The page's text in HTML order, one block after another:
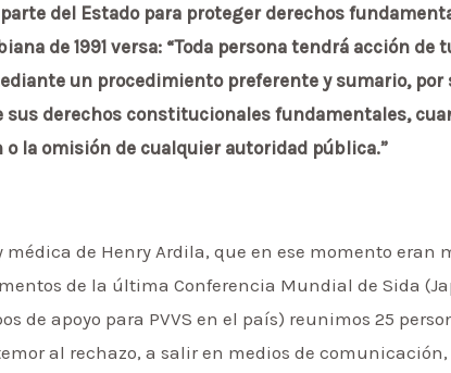
del Estado para proteger derechos
de 1991 versa: “Toda persona tendrá acción de
un procedimiento preferente y sumario, por
derechos constitucionales fundamentales,
la omisión de cualquier autoridad pública.”
de Henry Ardila, que en ese momento eran
de la última Conferencia Mundial de Sida
de apoyo para PVVS en el país) reunimos 25
al rechazo, a salir en medios de comunicación,